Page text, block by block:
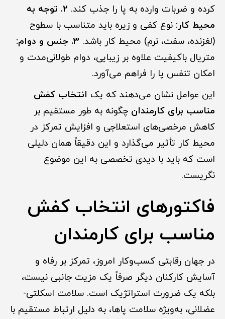
کرده و ضربات وارده به پا را جذب کند.
2. توجه به
محیط کار: نوع کفی و زیره باید متناسب با سطوح
(لغزنده، سفت، نرم) محیط کار باشد. 3. جنس و دوام:
متریال باکیفیت علاوه بر زیبایی، دوام طولانی‌مدت و
امکان تنفس پا را فراهم می‌آورد.
این عوامل نشان می‌دهند که یک انتخاب کفش
مناسب برای کارمندان چگونه به طور مستقیم بر
کاهش مرخصی‌های استعلاجی و افزایش تمرکز در
محیط کار تأثیر می‌گذارد و این دقیقاً همان دلیلی
است که باید با دیدی تخصصی به این موضوع
نگریست.
فاکتورهای انتخاب کفش
مناسب برای کارمندان
در جهان رقابتی کسب‌وکار امروز، تمرکز بر رفاه و
آسایش کارکنان دیگر صرفاً یک مزیت جانبی نیست،
بلکه یک ضرورت استراتژیک است. سلامت اسکلتی-
عضلانی، به‌ویژه سلامت پاها، به دلیل ارتباط مستقیم با